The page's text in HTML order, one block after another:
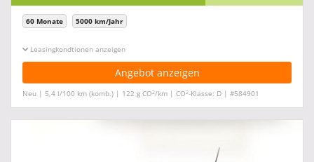
60 Monate 5000 km/Jahr
Leasingkonditionen ein-/ausblenden
Angebot anzeigen
Neu | 5,4 l/100 km (komb.) | 122 g CO2/km | CO2-Klasse: D | #584901